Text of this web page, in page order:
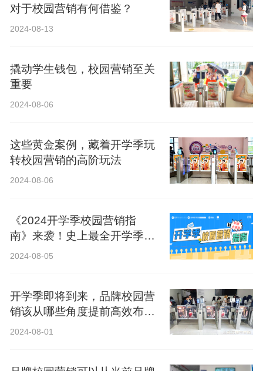
对于校园营销有何借鉴？
2024-08-13
撬动学生钱包，校园营销至关
重要
2024-08-06
这些黄金案例，藏着开学季玩
转校园营销的高阶玩法
2024-08-06
《2024开学季校园营销指
南》来袭！史上最全开学季营
销攻略！
2024-08-05
开学季即将到来，品牌校园营
销该从哪些角度提前高效布
局？
2024-08-01